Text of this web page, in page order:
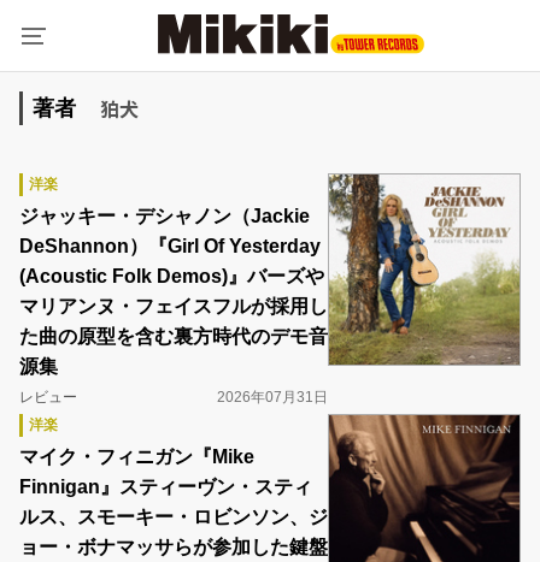
著者 狛犬
洋楽
ジャッキー・デシャノン（Jackie
DeShannon）『Girl Of Yesterday
(Acoustic Folk Demos)』バーズや
マリアンヌ・フェイスフルが採用し
た曲の原型を含む裏方時代のデモ音
源集
レビュー
2026年07月31日
洋楽
マイク・フィニガン『Mike
Finnigan』スティーヴン・スティ
ルス、スモーキー・ロビンソン、ジ
ョー・ボナマッサらが参加した鍵盤